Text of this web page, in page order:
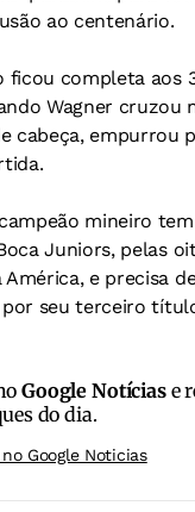
ao centenário.
ficou completa aos
Wagner cruzou
cabeça, empurrou
mineiro
Juniors, pelas
e precisa
seu terceiro
Google Notíciase
do dia.
no Google Noticias